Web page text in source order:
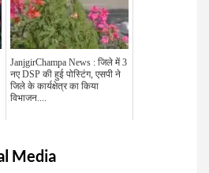
JanjgirChampa News : जिले में 3
नए DSP की हुई पोस्टिंग, एसपी ने
जिले के कार्यक्षेत्र का किया
विभाजन....
Media